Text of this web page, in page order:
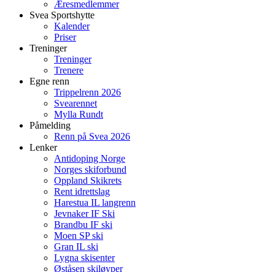
Æresmedlemmer
Svea Sportshytte
Kalender
Priser
Treninger
Treninger
Trenere
Egne renn
Trippelrenn 2026
Svearennet
Mylla Rundt
Påmelding
Renn på Svea 2026
Lenker
Antidoping Norge
Norges skiforbund
Oppland Skikrets
Rent idrettslag
Harestua IL langrenn
Jevnaker IF Ski
Brandbu IF ski
Moen SP ski
Gran IL ski
Lygna skisenter
Øståsen skiløyper